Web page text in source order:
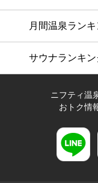
月間温泉ラン
サウナランキン
ニフティ温
おトク情